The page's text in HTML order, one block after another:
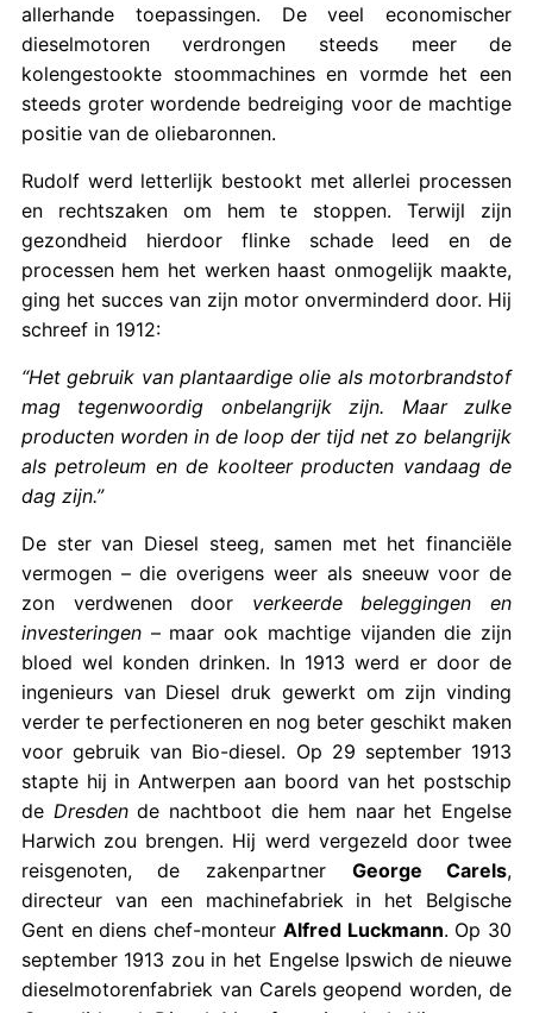
allerhande toepassingen. De veel economischer
dieselmotoren verdrongen steeds meer de
kolengestookte stoommachines en vormde het een
steeds groter wordende bedreiging voor de machtige
positie van de oliebaronnen.
Rudolf werd letterlijk bestookt met allerlei processen
en rechtszaken om hem te stoppen. Terwijl zijn
gezondheid hierdoor flinke schade leed en de
processen hem het werken haast onmogelijk maakte,
ging het succes van zijn motor onverminderd door. Hij
schreef in 1912:
“Het gebruik van plantaardige olie als motorbrandstof
mag tegenwoordig onbelangrijk zijn. Maar zulke
producten worden in de loop der tijd net zo belangrijk
als petroleum en de koolteer producten vandaag de
dag zijn.”
De ster van Diesel steeg, samen met het financiële
vermogen – die overigens weer als sneeuw voor de
zon verdwenen door verkeerde beleggingen en
investeringen– maar ook machtige vijanden die zijn
bloed wel konden drinken. In 1913 werd er door de
ingenieurs van Diesel druk gewerkt om zijn vinding
verder te perfectioneren en nog beter geschikt maken
voor gebruik van Bio-diesel. Op 29 september 1913
stapte hij in Antwerpen aan boord van het postschip
de Dresdende nachtboot die hem naar het Engelse
Harwich zou brengen. Hij werd vergezeld door twee
reisgenoten, de zakenpartner George Carels,
directeur van een machinefabriek in het Belgische
Gent en diens chef-monteur Alfred Luckmann. Op 30
september 1913 zou in het Engelse Ipswich de nieuwe
dieselmotorenfabriek van Carels geopend worden, de